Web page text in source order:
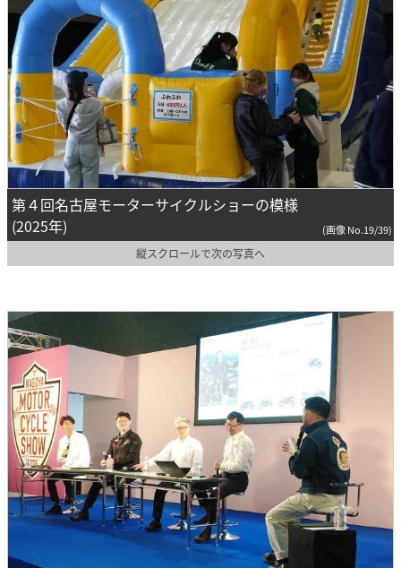
第４回名古屋モーターサイクルショーの模様
(2025年)
(画像 No.19/39)
縦スクロールで次の写真へ